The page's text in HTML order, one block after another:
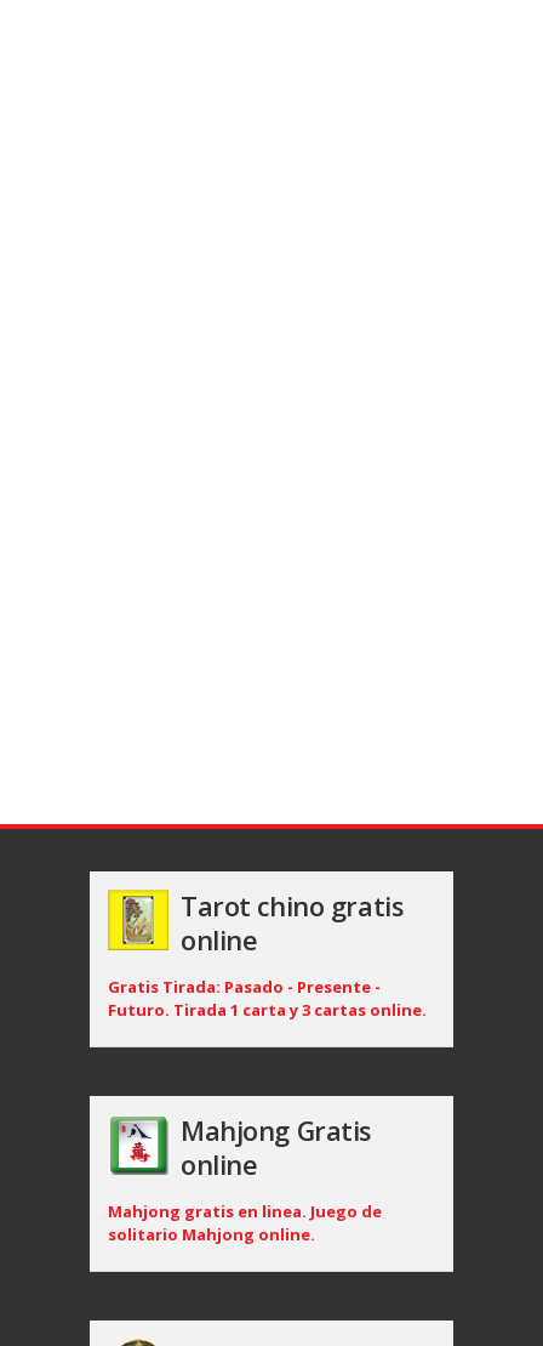
Tarot chino gratis
online
Gratis Tirada: Pasado - Presente -
Futuro. Tirada 1 carta y 3 cartas online.
Mahjong Gratis
online
Mahjong gratis en linea. Juego de
solitario Mahjong online.